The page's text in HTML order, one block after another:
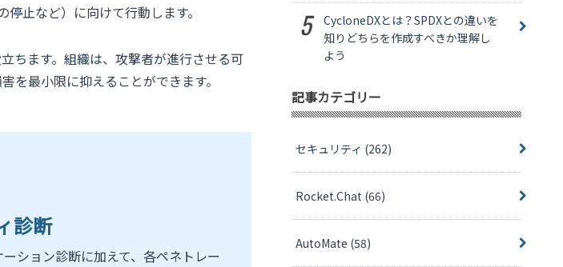
止など）に向けて行動します。
ちます。組織は、攻撃者が進行させる可
を最小限に抑えることができます。
診断
ション診断に加えて、各ペネトレー
CycloneDXとは？SPDXとの違いを
知りどちらを作成すべきか理解し
よう
記事カテゴリー
セキュリティ (262)
Rocket.Chat (66)
AutoMate (58)